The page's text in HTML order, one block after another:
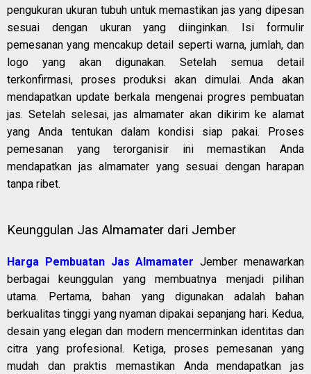
pengukuran ukuran tubuh untuk memastikan jas yang dipesan
sesuai dengan ukuran yang diinginkan. Isi formulir
pemesanan yang mencakup detail seperti warna, jumlah, dan
logo yang akan digunakan. Setelah semua detail
terkonfirmasi, proses produksi akan dimulai. Anda akan
mendapatkan update berkala mengenai progres pembuatan
jas. Setelah selesai, jas almamater akan dikirim ke alamat
yang Anda tentukan dalam kondisi siap pakai. Proses
pemesanan yang terorganisir ini memastikan Anda
mendapatkan jas almamater yang sesuai dengan harapan
tanpa ribet.
Keunggulan Jas Almamater dari Jember
Harga Pembuatan Jas Almamater Jember menawarkan
berbagai keunggulan yang membuatnya menjadi pilihan
utama. Pertama, bahan yang digunakan adalah bahan
berkualitas tinggi yang nyaman dipakai sepanjang hari. Kedua,
desain yang elegan dan modern mencerminkan identitas dan
citra yang profesional. Ketiga, proses pemesanan yang
mudah dan praktis memastikan Anda mendapatkan jas